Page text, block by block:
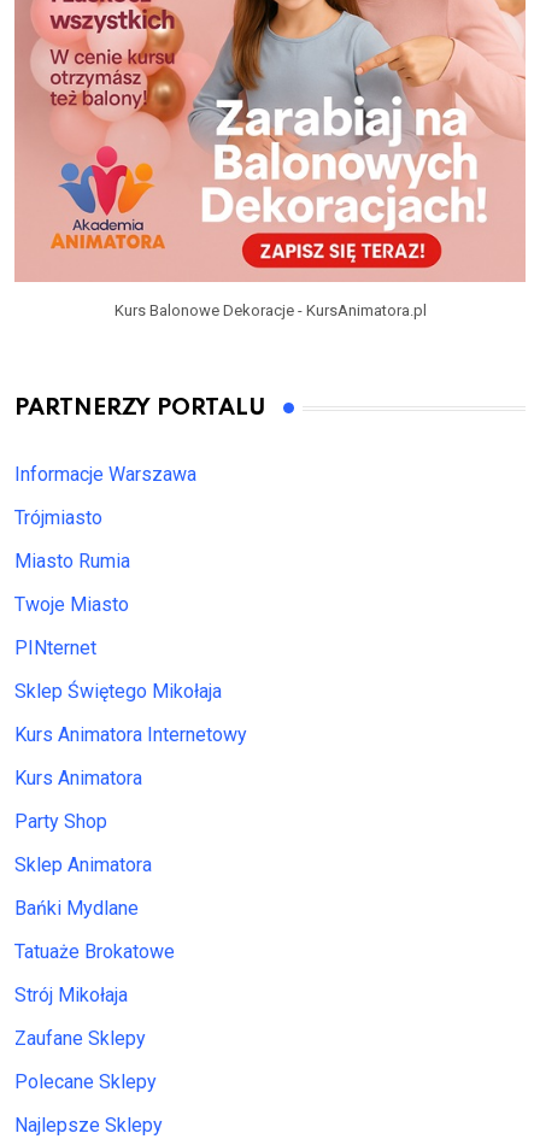
Kurs Balonowe Dekoracje - KursAnimatora.pl
PARTNERZY PORTALU
Informacje Warszawa
Trójmiasto
Miasto Rumia
Twoje Miasto
PINternet
Sklep Świętego Mikołaja
Kurs Animatora Internetowy
Kurs Animatora
Party Shop
Sklep Animatora
Bańki Mydlane
Tatuaże Brokatowe
Strój Mikołaja
Zaufane Sklepy
Polecane Sklepy
Najlepsze Sklepy